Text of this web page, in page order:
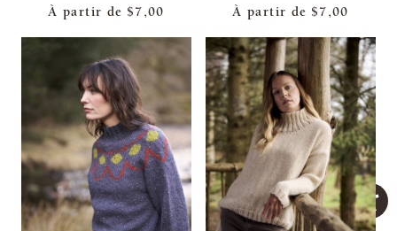
À partir de $7,00
À partir de $7,00